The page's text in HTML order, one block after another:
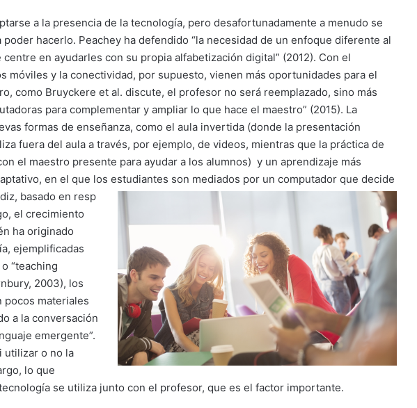
a la presencia de la tecnología, pero desafortunadamente a menudo se
hacerlo. Peachey ha defendido “la necesidad de un enfoque diferente al
en ayudarles con su propia alfabetización digital” (2012). Con el
móviles y la conectividad, por supuesto, vienen más oportunidades para el
como Bruyckere et al. discute, el profesor no será reemplazado, sino más
para complementar y ampliar lo que hace el maestro” (2015). La
formas de enseñanza, como el aula invertida (donde la presentación
fuera del aula a través, por ejemplo, de videos, mientras que la práctica de
el maestro presente para ayudar a los alumnos) y un aprendizaje más
en el que los estudiantes son mediados por un computador que decide
basado en resp
el crecimiento
ha originado
ejemplificadas
“teaching
2003), los
pocos materiales
a la conversación
emergente”.
utilizar o no la
lo que
se utiliza junto con el profesor, que es el factor importante.